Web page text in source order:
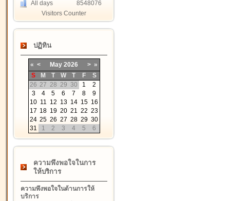
All days
8548076
Visitors Counter
ปฏิทิน
« < May 2026 > »
S
M T W T F
S
26 27 28 29 30 1
2
3
4 5 6 7 8
9
10 11 12 13 14 15 16
17 18 19 20 21 22 23
24 25 26 27 28 29 30
31
1 2 3 4 5 6
ความพึงพอใจในการ
ให้บริการ
ความพึงพอใจในด้านการให้
บริการ